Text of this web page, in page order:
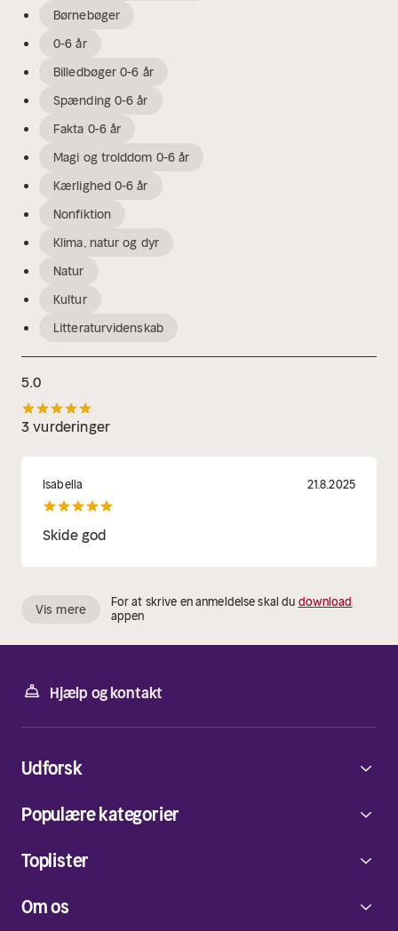
Børnebøger
0-6 år
Billedbøger 0-6 år
Spænding 0-6 år
Fakta 0-6 år
Magi og trolddom 0-6 år
Kærlighed 0-6 år
Nonfiktion
Klima, natur og dyr
Natur
Kultur
Litteraturvidenskab
5.0
3 vurderinger
Isabella 21.8.2025
Skide god
Vis mere For at skrive en anmeldelse skal du download
appen
Hjælp og kontakt
Om os
Udforsk
Populære kategorier
Toplister